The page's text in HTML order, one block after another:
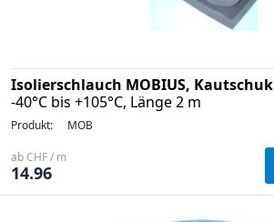
Isolierschlauch MOBIUS, Kautschuk
-40°C bis +105°C, Länge 2 m
Produkt: MOB
ab CHF / m
14.96